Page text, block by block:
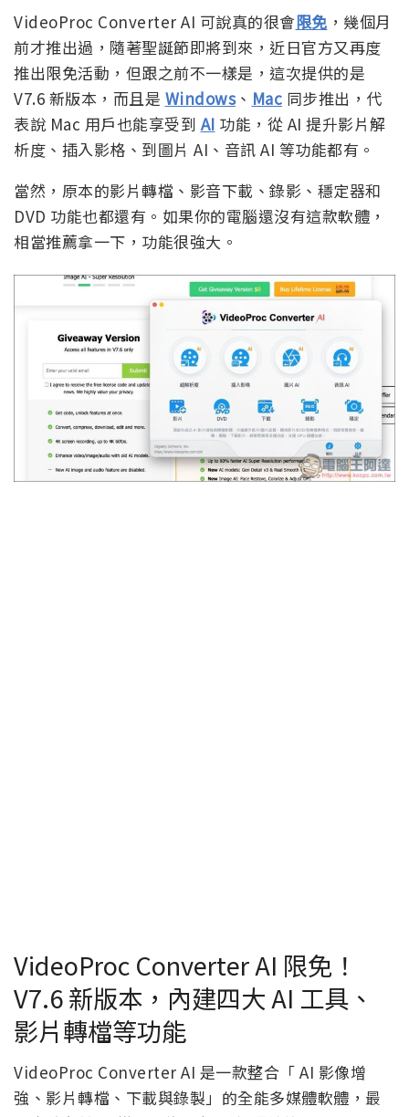
VideoProc Converter AI 可說真的很會限免 ，幾個月
前才推出過，隨著聖誕節即將到來，近日官方又再度
推出限免活動，但跟之前不一樣是，這次提供的是
V7.6 新版本，而且是 Windows、 Mac 同步推出，代
表說 Mac 用戶也能享受到 AI 功能，從 AI 提升影片解
析度、插入影格、到圖片 AI、音訊 AI 等功能都有。
當然，原本的影片轉檔、影音下載、錄影、穩定器和
DVD 功能也都還有。如果你的電腦還沒有這款軟體，
相當推薦拿一下，功能很強大。
VideoProc Converter AI 限免！
V7.6 新版本，內建四大 AI 工具、
影片轉檔等功能
VideoProc Converter AI 是一款整合「 AI 影像增
強、影片轉檔、下載與錄製」的全能多媒體軟體，最